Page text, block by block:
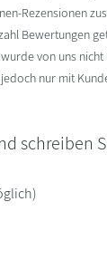
Rezensionen
Bewertungen
von uns
nur mit
schreiben